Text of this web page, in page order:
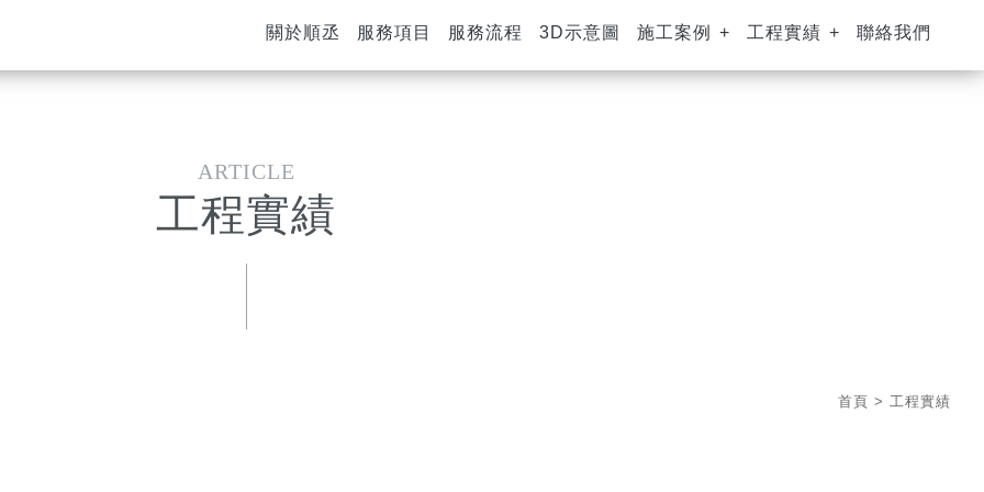
關於順丞 服務項目 服務流程 3D示意圖 施工案例 工程實績 聯絡我們
工程實績
首頁 > 工程實績